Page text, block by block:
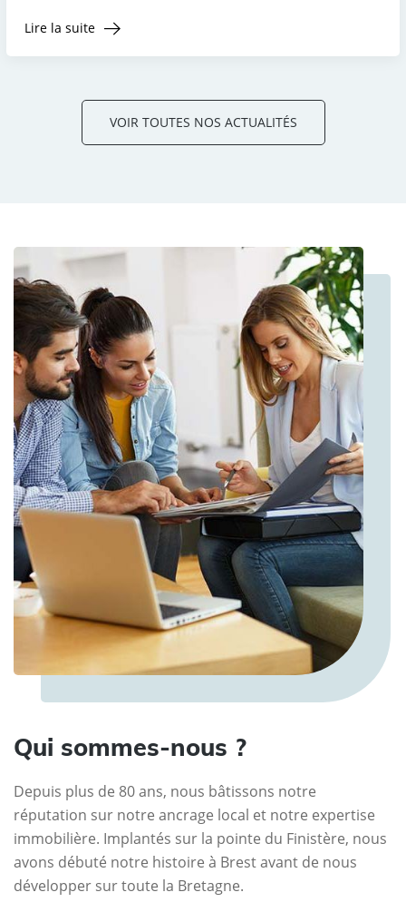
Lire la suite
VOIR TOUTES NOS ACTUALITÉS
Qui sommes-nous ?
Depuis plus de 80 ans, nous bâtissons notre
réputation sur notre ancrage local et notre expertise
immobilière. Implantés sur la pointe du Finistère, nous
avons débuté notre histoire à Brest avant de nous
développer sur toute la Bretagne.